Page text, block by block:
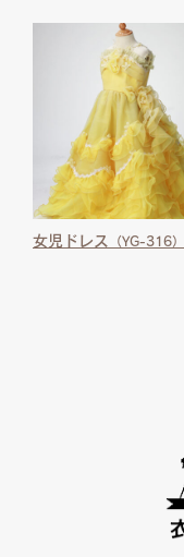
女児ドレス （YG-316）